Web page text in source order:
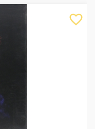
favorite_border